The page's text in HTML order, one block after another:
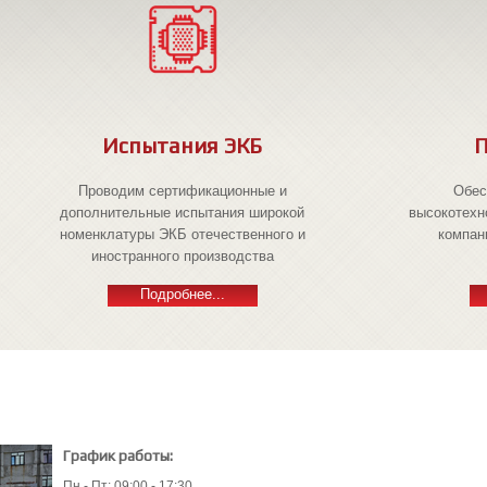
Испытания ЭКБ
Проводим сертификационные и
дополнительные испытания широкой
номенклатуры ЭКБ отечественного и
иностранного производства
Подробнее...
График работы: